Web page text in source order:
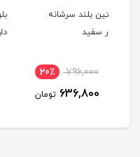
بلوز یقه ب ب قاپك چين
دار مشکی
1,363,000
1,090,400